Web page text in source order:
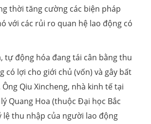
thời tăng cường các biện pháp
với các rủi ro quan hệ lao động có
tự động hóa đang tái cân bằng thu
có lợi cho giới chủ (vốn) và gây bất
Qiu Xincheng, nhà kinh tế tại
Quang Hoa (thuộc Đại học Bắc
lệ thu nhập của người lao động